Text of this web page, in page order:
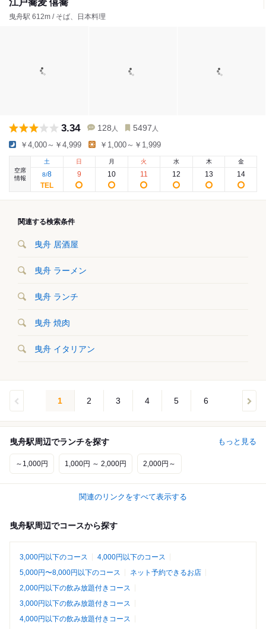
江戸蕎麦 僖蕎
曳舟駅 612m / そば、日本料理
3.34 128 人 5497 人
￥4,000～￥4,999 ￥1,000～￥1,999
空席
情報
土
8/8
日
9
月
10
火
11
水
12
木
13
金
14
関連する検索条件
曳舟 居酒屋
曳舟 ラーメン
曳舟 ランチ
曳舟 焼肉
曳舟 イタリアン
1 2 3 4 5 6
曳舟駅周辺でランチを探す もっと見る
～1,000円 1,000円 ～ 2,000円 2,000円～
関連のリンクをすべて表示する
曳舟駅周辺でコースから探す
3,000円以下のコース
4,000円以下のコース
5,000円〜8,000円以下のコース
ネット予約できるお店
2,000円以下の飲み放題付きコース
3,000円以下の飲み放題付きコース
4,000円以下の飲み放題付きコース